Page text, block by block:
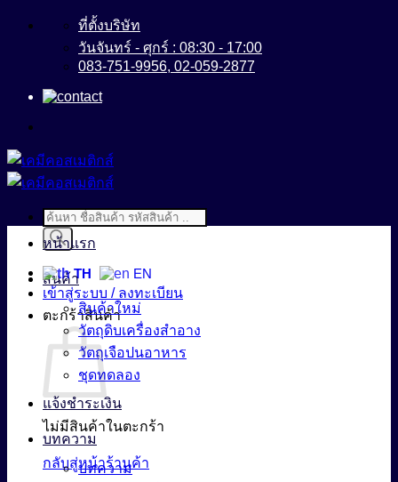
ข้าม
เนื้อหา
ที่ตั้งบริษัท
วันจันทร์ - ศุกร์ : 08:30 - 17:00
083-751-9956, 02-059-2877
Products
search
TH
EN
เข้าสู่ระบบ / ลงทะเบียน
ตะกร้าสินค้า
ไม่มีสินค้าในตะกร้า
กลับสู่หน้าร้านค้า
หน้าแรก
สินค้า
สินค้าใหม่
วัตถุดิบเครื่องสำอาง
วัตถุเจือปนอาหาร
ชุดทดลอง
แจ้งชำระเงิน
บทความ
บทความ